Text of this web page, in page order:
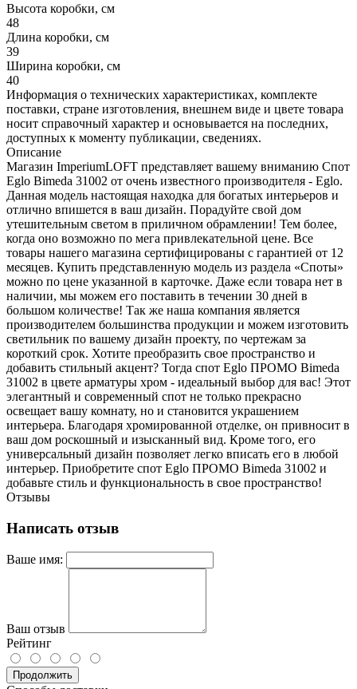
Высота коробки, см
48
Длина коробки, см
39
Ширина коробки, см
40
Информация о технических характеристиках, комплекте
поставки, стране изготовления, внешнем виде и цвете товара
носит справочный характер и основывается на последних,
доступных к моменту публикации, сведениях.
Описание
Магазин ImperiumLOFT представляет вашему вниманию Спот
Eglo Bimeda 31002 от очень известного производителя - Eglo.
Данная модель настоящая находка для богатых интерьеров и
отлично впишется в ваш дизайн. Порадуйте свой дом
утешительным светом в приличном обрамлении! Тем более,
когда оно возможно по мега привлекательной цене. Все
товары нашего магазина сертифицированы с гарантией от 12
месяцев. Купить представленную модель из раздела «Споты»
можно по цене указанной в карточке. Даже если товара нет в
наличии, мы можем его поставить в течении 30 дней в
большом количестве! Так же наша компания является
производителем большинства продукции и можем изготовить
светильник по вашему дизайн проекту, по чертежам за
короткий срок. Хотите преобразить свое пространство и
добавить стильный акцент? Тогда спот Eglo ПРОМО Bimeda
31002 в цвете арматуры хром - идеальный выбор для вас! Этот
элегантный и современный спот не только прекрасно
освещает вашу комнату, но и становится украшением
интерьера. Благодаря хромированной отделке, он привносит в
ваш дом роскошный и изысканный вид. Кроме того, его
универсальный дизайн позволяет легко вписать его в любой
интерьер. Приобретите спот Eglo ПРОМО Bimeda 31002 и
добавьте стиль и функциональность в свое пространство!
Отзывы
Написать отзыв
Ваше имя:
Ваш отзыв
Рейтинг
Продолжить